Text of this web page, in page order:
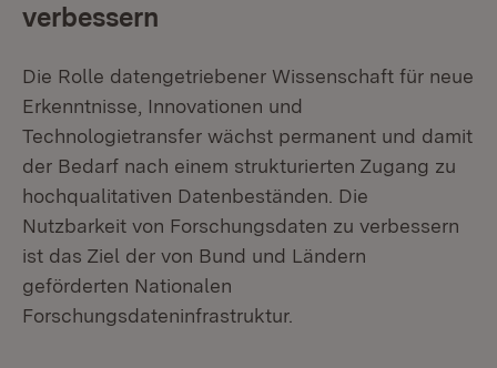
verbessern
Die Rolle datengetriebener Wissenschaft für neue
Erkenntnisse, Innovationen und
Technologietransfer wächst permanent und damit
der Bedarf nach einem strukturierten Zugang zu
hochqualitativen Datenbeständen. Die
Nutzbarkeit von Forschungsdaten zu verbessern
ist das Ziel der von Bund und Ländern
geförderten Nationalen
Forschungsdateninfrastruktur.